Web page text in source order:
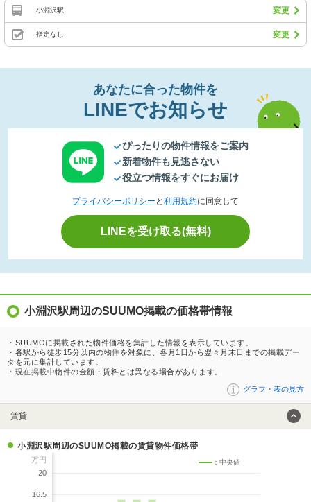
小淵沢駅 変更
指定なし 変更
あなたに合った物件を
LINEでお知らせ
ぴったりの物件情報をご案内
新着物件も見逃さない
役立つ情報をすぐにお届け
プライバシーポリシー と 利用規約に同意して
LINEを受け取る(無料)
小淵沢駅周辺のSUUMO掲載の価格帯情報
・SUUMOに掲載された物件価格を集計した情報を表示しています。
・各駅から徒歩15分以内の物件を対象に、各月1日から翌々月末日までの掲載デー
タを元に集計しています。
・現在掲載中物件の金額・賃料とは異なる場合があります。
グラフ・表の見方
賃貸
小淵沢駅周辺のSUUMO掲載の賃貸物件価格帯
万円
20
16.5
：中央値